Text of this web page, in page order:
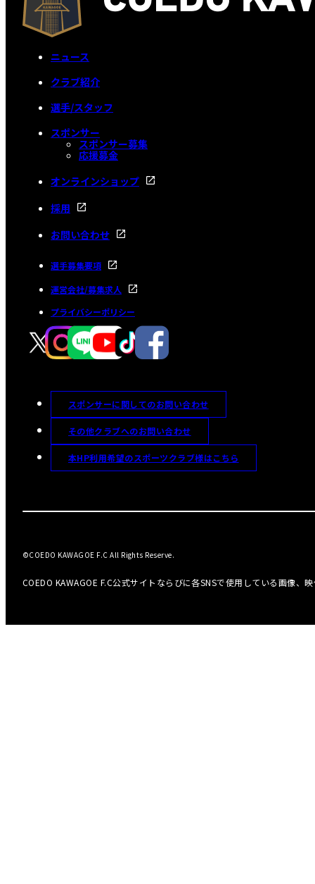
ニュース
クラブ紹介
選手/スタッフ
スポンサー
スポンサー募集
応援募金
オンラインショップ
採用
お問い合わせ
選手募集要項
運営会社/募集求人
プライバシーポリシー
スポンサーに関してのお問い合わせ
その他クラブへのお問い合わせ
本HP利用希望のスポーツクラブ様はこちら
COEDO KAWAGOE F.C公式サイトならびに各SNSで使用している画像、
©COEDO KAWAGOE F.C All Rights Reserve.